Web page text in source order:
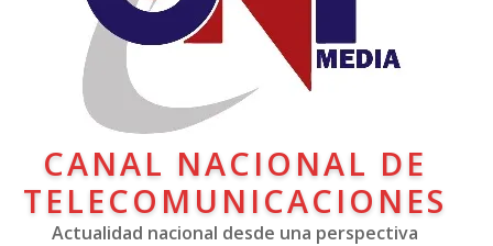
CANAL NACIONAL DE
TELECOMUNICACIONES
Actualidad nacional desde una perspectiva